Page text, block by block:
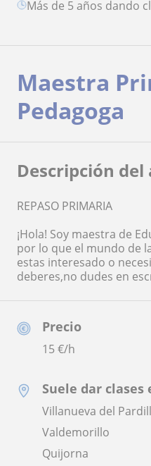
más de 5 años dando
Precio
15€/h
Suele dar clases
Villanueva del
Valdemorillo
Quijorna
Maestra
Pedagoga
Descripción
REPASO PRIMARIA
¡Hola! Soy maestra de
por lo que el mundo de
estas interesado o
deberes,no dudes en